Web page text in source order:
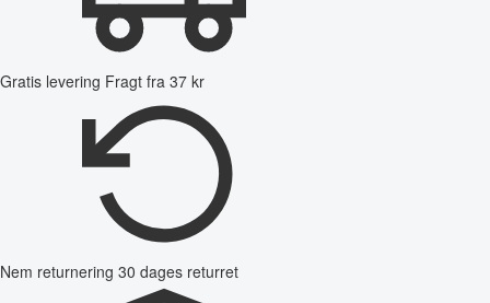
Gratis levering Fragt fra 37 kr
Nem returnering 30 dages returret